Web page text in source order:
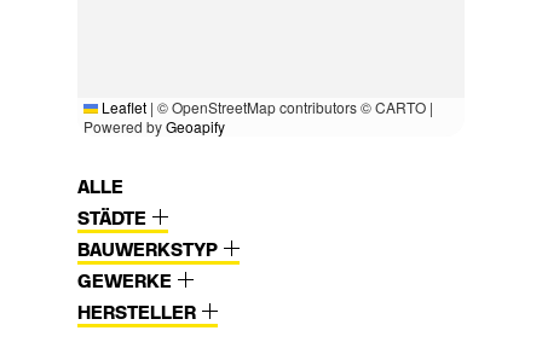
Leaflet | © OpenStreetMap contributors © CARTO |
Powered byGeoapify
ALLE
STÄDTE
BAUWERKSTYP
GEWERKE
HERSTELLER